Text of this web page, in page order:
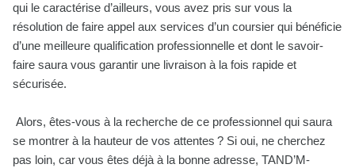
qui le caractérise d’ailleurs, vous avez pris sur vous la
résolution de faire appel aux services d’un coursier qui bénéficie
d’une meilleure qualification professionnelle et dont le savoir-
faire saura vous garantir une livraison à la fois rapide et
sécurisée.
Alors, êtes-vous à la recherche de ce professionnel qui saura
se montrer à la hauteur de vos attentes ? Si oui, ne cherchez
pas loin, car vous êtes déjà à la bonne adresse, TAND’M-